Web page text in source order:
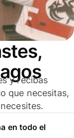
y recibas
que necesitas,
en todo el